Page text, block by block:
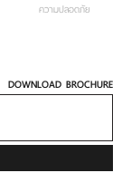
ความปลอดภัย
DOWNLOAD BROCHURE